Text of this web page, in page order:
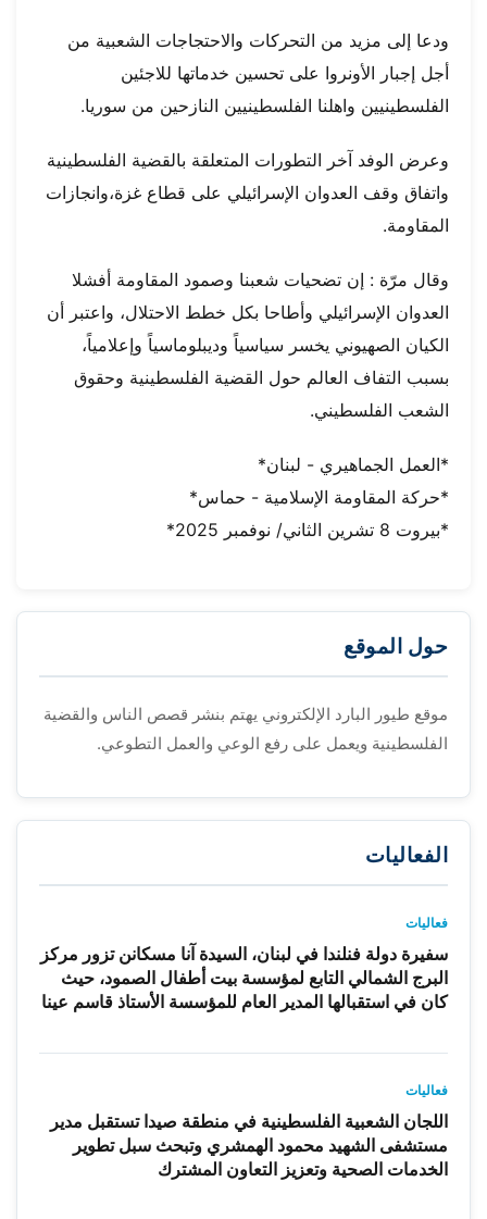
ودعا إلى مزيد من التحركات والاحتجاجات الشعبية من
أجل إجبار الأونروا على تحسين خدماتها للاجئين
الفلسطينيين واهلنا الفلسطينيين النازحين من سوريا.
وعرض الوفد آخر التطورات المتعلقة بالقضية الفلسطينية
واتفاق وقف العدوان الإسرائيلي على قطاع غزة،وانجازات
المقاومة.
وقال مرّة : إن تضحيات شعبنا وصمود المقاومة أفشلا
العدوان الإسرائيلي وأطاحا بكل خطط الاحتلال، واعتبر أن
الكيان الصهيوني يخسر سياسياً وديبلوماسياً وإعلامياً،
بسبب التفاف العالم حول القضية الفلسطينية وحقوق
الشعب الفلسطيني.
*العمل الجماهيري - لبنان*
*حركة المقاومة الإسلامية - حماس*
*بيروت 8 تشرين الثاني/ نوفمبر 2025*
حول الموقع
موقع طيور البارد الإلكتروني يهتم بنشر قصص الناس والقضية
الفلسطينية ويعمل على رفع الوعي والعمل التطوعي.
الفعاليات
فعاليات
سفيرة دولة فنلندا في لبنان، السيدة آنا مسكانن تزور مركز
البرج الشمالي التابع لمؤسسة بيت أطفال الصمود، حيث
كان في استقبالها المدير العام للمؤسسة الأستاذ قاسم عينا
فعاليات
اللجان الشعبية الفلسطينية في منطقة صيدا تستقبل مدير
مستشفى الشهيد محمود الهمشري وتبحث سبل تطوير
الخدمات الصحية وتعزيز التعاون المشترك